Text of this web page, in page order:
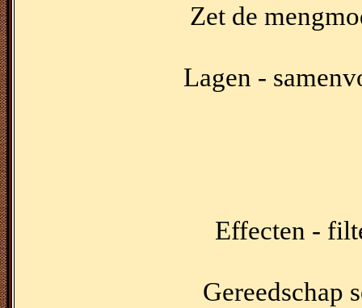
Zet de
Lagen -
Effecten -
Gereedschap